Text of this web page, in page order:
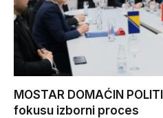
MOSTAR DOMAĆIN
fokusu izborni proces